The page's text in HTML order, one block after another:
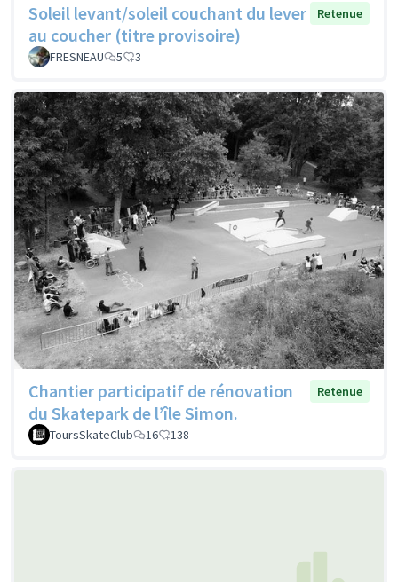
Soleil levant/soleil couchant du lever
au coucher (titre provisoire)
Retenue
FRESNEAU 5 3
Chantier participatif de rénovation
du Skatepark de l’île Simon.
Retenue
ToursSkateClub 16 138